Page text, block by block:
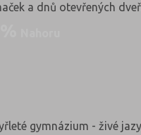
a dnů otevřených
gymnázium - živé